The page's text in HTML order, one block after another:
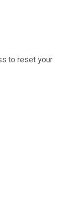
to reset your